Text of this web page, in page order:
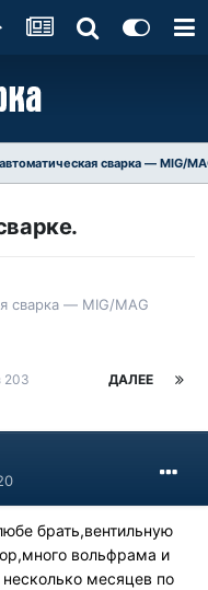
сварка — MIG/
сварка — MIG/MAG
ДАЛЕЕ
203
брать,вентильную
вольфрама и
месяцев по